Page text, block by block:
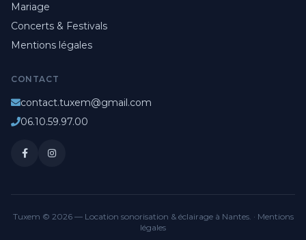
Mariage
Concerts & Festivals
Mentions légales
CONTACT
contact.tuxem@gmail.com
06.10.59.97.00
Tuxem © 2026 — Location sonorisation & éclairage à Nantes. · Mentions
légales